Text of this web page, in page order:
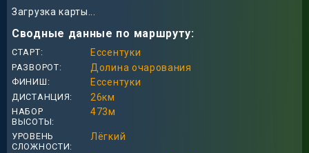
Загрузка карты...
Сводные данные по маршруту:
СТАРТ Ессентуки
РАЗВОРОТ Долина очарования
ФИНИШ Ессентуки
ДИСТАНЦИЯ 26км
НАБОР
ВЫСОТЫ
473м
УРОВЕНЬ
СЛОЖНОСТИ
Лёгкий